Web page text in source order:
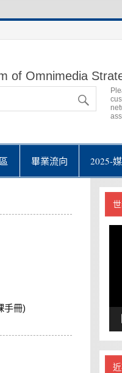
of Omnimedia
畢業流向 2025-
手冊)